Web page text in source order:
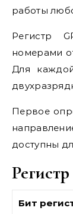
работы
Регистр
номерами
Для
Первое
доступны
Бит